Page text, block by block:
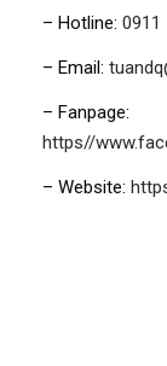
– Hotline: 0911
– Email:
– Fanpage:
https//
– Website: